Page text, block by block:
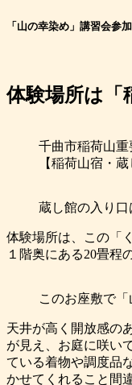
「山の幸染め」講習会参
体験場所は「
千曲市稲荷山
【稲荷山宿・蔵
蔵し館の入り
体験場所は、この「
１階奥にある20畳程
このお座敷で「
天井が高く開放感の
が見え、お庭に咲い
ている着物や調度品
かせてくれること間